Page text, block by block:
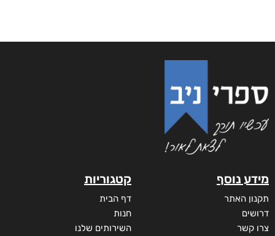
מידע נוסף
תקנון האתר
דרושים
צרו קשר
קטגוריות
דף הבית
חנות
השירותים שלנו